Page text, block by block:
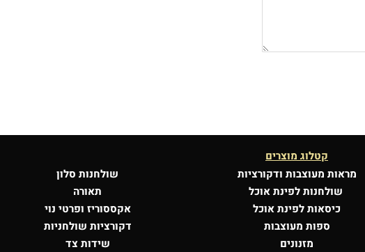
קטלוג מוצרים
מראות מעוצבות ודקורציות
שולחנות לפינת אוכל
כיסאות לפינת אוכל
ספות מעוצבות
מזנונים
שולחנות סלון
תאורה
אקססוריז ופרטי נוי
דקורציות שולחניות
שידות צד